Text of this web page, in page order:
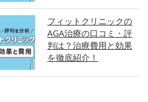
フィットクリニックの
AGA治療の口コミ・評
判は？治療費用と効果
を徹底紹介！